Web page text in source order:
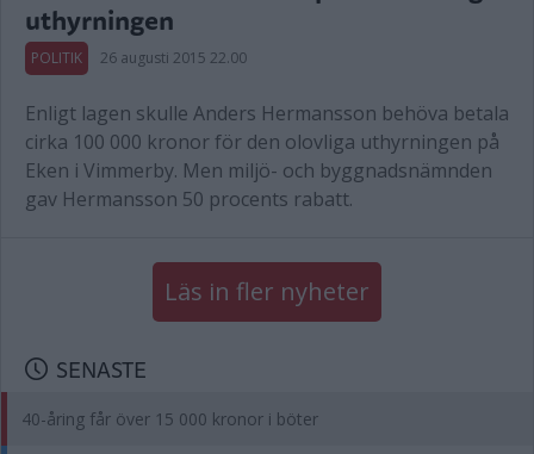
uthyrningen
POLITIK 26 augusti 2015 22.00
Enligt lagen skulle Anders Hermansson behöva betala
cirka 100 000 kronor för den olovliga uthyrningen på
Eken i Vimmerby. Men miljö- och byggnadsnämnden
gav Hermansson 50 procents rabatt.
Läs in fler nyheter
SENASTE
40-åring får över 15 000 kronor i böter